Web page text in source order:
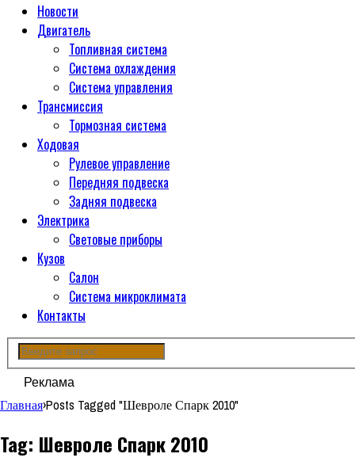
Новости
Двигатель
Топливная система
Система охлаждения
Система управления
Трансмиссия
Тормозная система
Ходовая
Рулевое управление
Передняя подвеска
Задняя подвеска
Электрика
Световые приборы
Кузов
Салон
Система микроклимата
Контакты
Реклама
Главная›Posts Tagged "Шевроле Спарк 2010"
Tag: Шевроле Спарк 2010